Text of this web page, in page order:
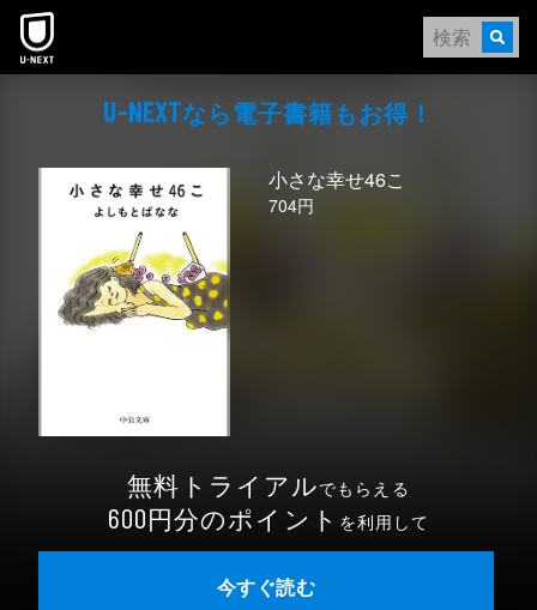
本文へスキップ
U-NEXTなら電⼦書籍もお得！
小さな幸せ46こ
704円
無料トライアルでもらえる
600円分のポイント を利用して
今すぐ読む